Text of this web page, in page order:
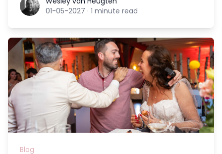
01-05-2027 · 1 minute read
Blog